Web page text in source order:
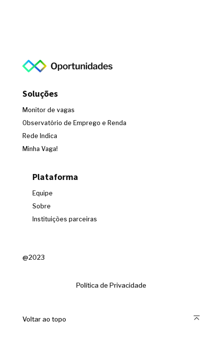
Soluções
Monitor de vagas
Observatório de Emprego e Renda
Rede Indica
Minha Vaga!
Plataforma
Equipe
Sobre
Instituições parceiras
@2023
Política de Privacidade
Voltar ao topo